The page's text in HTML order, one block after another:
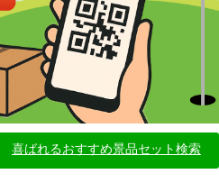
喜ばれるおすすめ景品セット検索